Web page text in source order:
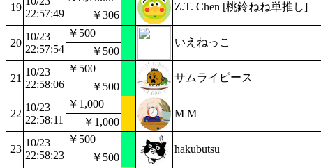
19
22:57:49
Z.T. Chen [桃鈴ねね単推し]
￥306
20
10/23
22:57:54
￥500
いえねっこ
￥500
21
10/23
22:58:06
￥500
サムライピース
￥500
22
10/23
22:58:11
￥1,000
M M
￥1,000
23
10/23
22:58:23
￥500
hakubutsu
￥500